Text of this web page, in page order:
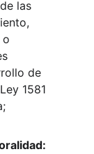
las
o
de
1581